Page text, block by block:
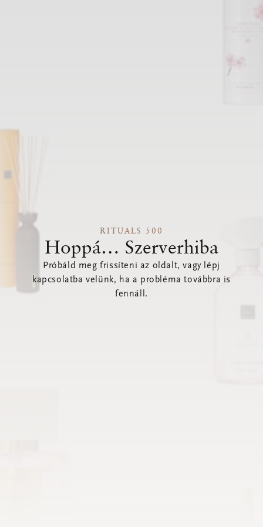
RITUALS 500
Hoppá… Szerverhiba
Próbáld meg frissíteni az oldalt, vagy lépj
kapcsolatba velünk, ha a probléma továbbra is
fennáll.